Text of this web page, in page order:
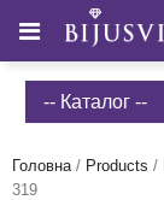
-- Каталог --
Головна/ Products /
319